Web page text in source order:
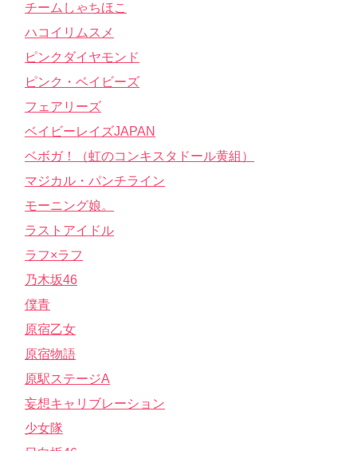
チームしゃちほこ
ハコイリムスメ
ピンクダイヤモンド
ピンク・ベイビーズ
フェアリーズ
ベイビーレイズJAPAN
ベボガ！（虹のコンキスタドール黄組）
マジカル・パンチライン
モーニング娘。
ラストアイドル
ラフ×ラフ
乃木坂46
僕青
原宿乙女
原宿物語
原駅ステージA
妄想キャリブレーション
少女隊